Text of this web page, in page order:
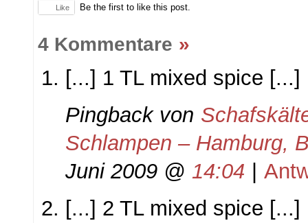
Like Be the first to like this post.
4 Kommentare »
[...] 1 TL mixed spice [...]
Pingback von
Schlampen – Hamburg,
Juni 2009 @ 14:04
[...] 2 TL mixed spice [...]